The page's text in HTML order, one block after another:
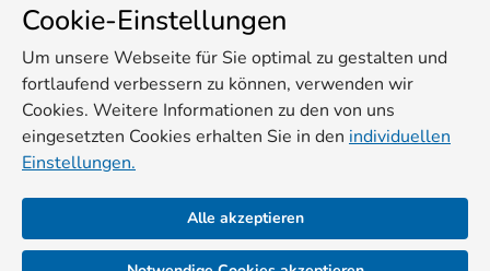
Cookie-Einstellungen
Um unsere Webseite für Sie optimal zu gestalten und
fortlaufend verbessern zu können, verwenden wir
Cookies. Weitere Informationen zu den von uns
eingesetzten Cookies erhalten Sie in den individuellen
Einstellungen.
Alle akzeptieren